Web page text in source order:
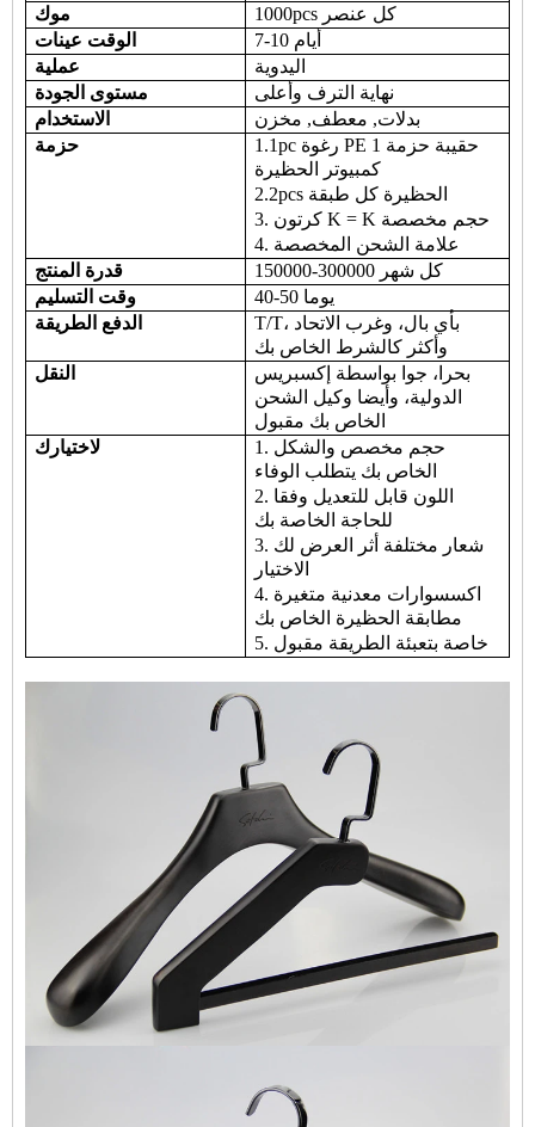
موك
1000pcs كل عنصر
الوقت عينات
7-10 أيام
عملية
اليدوية
مستوى الجودة
نهاية الترف وأعلى
الاستخدام
بدلات, معطف, مخزن
حزمة
1.1pc رغوة PE حقيبة حزمة 1
كمبيوتر الحظيرة
2.2pcs الحظيرة كل طبقة
3. كرتون K = K حجم مخصصة
4. علامة الشحن المخصصة
قدرة المنتج
150000-300000 كل شهر
وقت التسليم
40-50 يوما
الدفع الطريقة
T/T، بأي بال، وغرب الاتحاد
وأكثر كالشرط الخاص بك
النقل
بحرا، جوا بواسطة إكسبريس
الدولية، وأيضا وكيل الشحن
الخاص بك مقبول
لاختيارك
1. حجم مخصص والشكل
الخاص بك يتطلب الوفاء
2. اللون قابل للتعديل وفقا
للحاجة الخاصة بك
3. شعار مختلفة أثر العرض لك
الاختيار
4. اكسسوارات معدنية متغيرة
مطابقة الحظيرة الخاص بك
5. خاصة بتعبئة الطريقة مقبول